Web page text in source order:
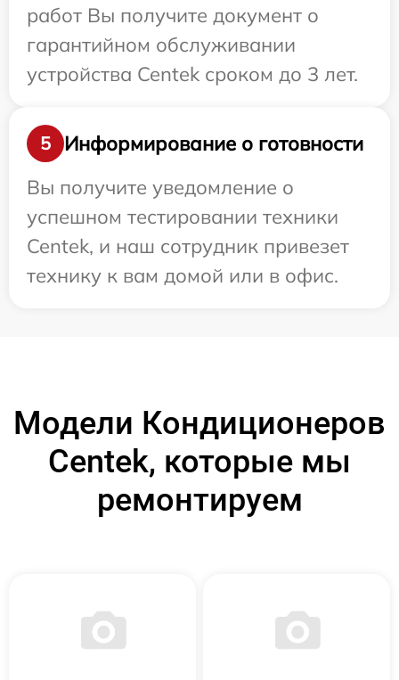
работ Вы получите документ о
гарантийном обслуживании
устройства Centek сроком до 3 лет.
5
Информирование о готовности
Вы получите уведомление о
успешном тестировании техники
Centek, и наш сотрудник привезет
технику к вам домой или в офис.
Модели Кондиционеров
Centek, которые мы
ремонтируем